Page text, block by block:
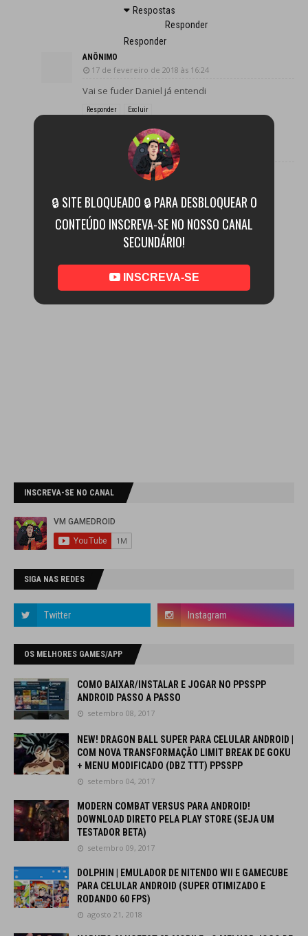
Respostas
Responder
Responder
ANÔNIMO
17 de fevereiro de 2018 às 16:24
Vai se fuder Daniel já entendi
Responder Excluir
ANÔNIMO
19 de março de 2018 às 15:50
Só de fala em fuder minha rola fica
Excluir
Respostas
Responder
Adicionar comentário
INSCREVA-SE NO CANAL
SIGA NAS REDES
OS MELHORES GAMES/APP
COMO BAIXAR/INSTALAR E JOGAR NO PPSSPP
ANDROID PASSO A PASSO
setembro 08, 2017
NEW! DRAGON BALL SUPER PARA CELULAR ANDROID |
COM NOVA TRANSFORMAÇÃO LIMIT BREAK DE GOKU
+ MENU MODIFICADO (DBZ TTT) PPSSPP
setembro 04, 2017
MODERN COMBAT VERSUS PARA ANDROID!
DOWNLOAD DIRETO PELA PLAY STORE (SEJA UM
TESTADOR BETA)
setembro 09, 2017
DOLPHIN | EMULADOR DE NITENDO WII E GAMECUBE
PARA CELULAR ANDROID (SUPER OTIMIZADO E
RODANDO 60 FPS)
agosto 21, 2018
🔒 SITE BLOQUEADO 🔒 PARA DESBLOQUEAR O
CONTEÚDO INSCREVA-SE NO NOSSO CANAL
SECUNDÁRIO!
INSCREVA-SE